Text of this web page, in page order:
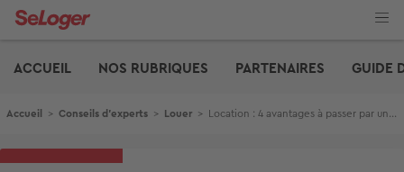
Aller
ACCUEIL
NOS RUBRIQUES PARTENAIRES GUIDE
Fil d'Ariane
Accueil > Conseils d'experts > Louer > Location : 4 avantages à passer par une agence immobilière